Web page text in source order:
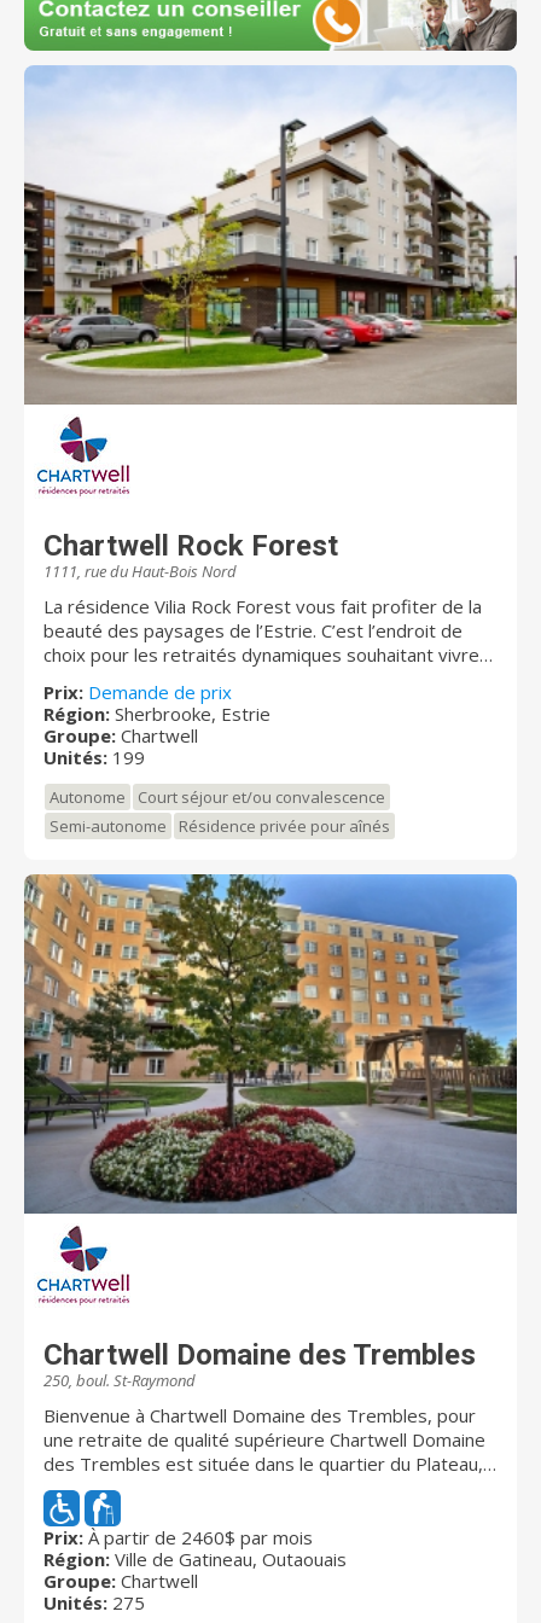
variés sont également offerts afin de divertir le
quotidien de tous et chacun. Notre résidence est
située à proximité des services tels que la Place Saint-
Eustache, l’Hôpital Saint-Eustache, les supermarchés,
pharmacies, cinéma et restaurants. Chez Chartwell,
notre vision Dédiés à votre MIEUX-ÊTRE est bien plus
qu'une simple phrase; c'est une priorité absolue. Nous
tenons à ce que nos résidents sachent que les soins
et les services qui leur sont offerts dans les
résidences Chartwell leur permettront de mener une
vie heureuse, enrichissante et saine. Il est primordial
que les familles soient rassurées que leurs proches
évoluent dans un environnement sûr et qu'ils
participent à la vie quotidienne dans nos résidences
selon leurs envies et leurs intérêts. Chartwell offre un
éventail complet de résidences pour retraités. Il s'agit
du plus important propriétaire et gestionnaire de
résidences pour retraités au Canada. Au Québec,
Chartwell compte plus de 10 000 résidents et emploie
environ 3 000 employés. Pour de plus amples
renseignements, visitez chartwell.com
Chartwell Rock Forest
1111, rue du Haut-Bois Nord
La résidence Vilia Rock Forest vous fait profiter de la
beauté des paysages de l’Estrie. C’est l’endroit de
choix pour les retraités dynamiques souhaitant vivre
y attend ; yoga, conférences ou après-midi en
musique, il y en a pour tous les goûts ! Venez
découvrir les espaces modernes et lumineux et
résidence.
Prix: Demande de prix
Région: Sherbrooke, Estrie
Groupe: Chartwell
Unités: 199
Autonome
Court séjour et/ou convalescence
Semi-autonome
Résidence privée pour aînés
Chartwell Domaine des Trembles
250, boul. St-Raymond
Bienvenue à Chartwell Domaine des Trembles, pour
une retraite de qualité supérieure Chartwell Domaine
des Trembles est située dans le quartier du Plateau, à
Gatineau, dans le secteur de Hull. Donnant accès au
parc de la Gatineau et à de nombreux commerces,
vous y trouverez le meilleur de la vie urbaine, près de
la nature. Les retraités actifs qui souhaitent maintenir
leur mode de vie se sentiront chez eux dans notre
résidence à l’ambiance raffinée. Réputée pour sa
Prix: À partir de 2460$ par mois
Région: Ville de Gatineau, Outaouais
Groupe: Chartwell
Unités: 275